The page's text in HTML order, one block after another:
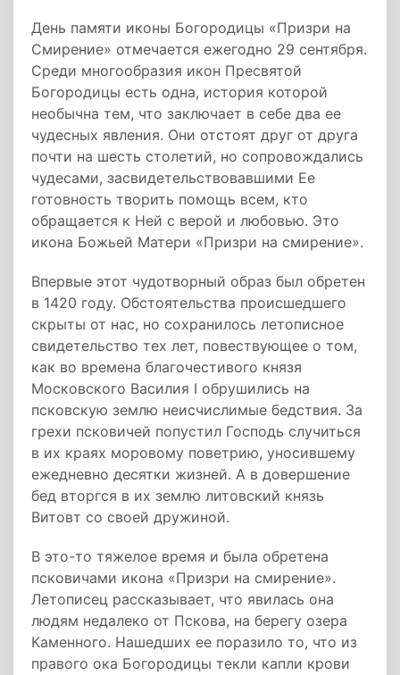
День памяти иконы Богородицы «Призри на
Смирение» отмечается ежегодно 29 сентября.
Среди многообразия икон Пресвятой
Богородицы есть одна, история которой
необычна тем, что заключает в себе два ее
чудесных явления. Они отстоят друг от друга
почти на шесть столетий, но сопровождались
чудесами, засвидетельствовавшими Ее
готовность творить помощь всем, кто
обращается к Ней с верой и любовью. Это
икона Божьей Матери «Призри на смирение».
Впервые этот чудотворный образ был обретен
в 1420 году. Обстоятельства происшедшего
скрыты от нас, но сохранилось летописное
свидетельство тех лет, повествующее о том,
как во времена благочестивого князя
Московского Василия I обрушились на
псковскую землю неисчислимые бедствия. За
грехи псковичей попустил Господь случиться
в их краях моровому поветрию, уносившему
ежедневно десятки жизней. А в довершение
бед вторгся в их землю литовский князь
Витовт со своей дружиной.
В это-то тяжелое время и была обретена
псковичами икона «Призри на смирение».
Летописец рассказывает, что явилась она
людям недалеко от Пскова, на берегу озера
Каменного. Нашедших ее поразило то, что из
правого ока Богородицы текли капли крови